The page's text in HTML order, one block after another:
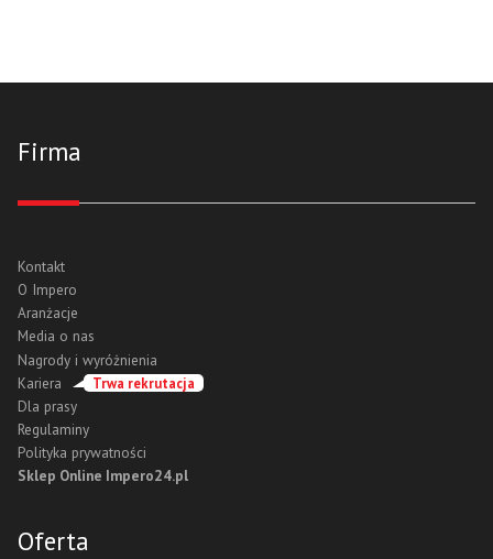
Firma
Kontakt
O Impero
Aranżacje
Media o nas
Nagrody i wyróżnienia
Kariera
Trwa rekrutacja
Dla prasy
Regulaminy
Polityka prywatności
Sklep Online Impero24.pl
Oferta